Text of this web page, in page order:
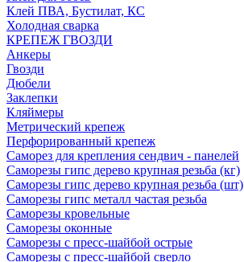
Клей ПВА, Бустилат, КС
Холодная сварка
КРЕПЕЖ ГВОЗДИ
Анкеры
Гвозди
Дюбели
Заклепки
Кляймеры
Метрический крепеж
Перфорированный крепеж
Саморез для крепления сендвич - панелей
Саморезы гипс дерево крупная резьба (кг)
Саморезы гипс дерево крупная резьба (шт)
Саморезы гипс металл частая резьба
Саморезы кровельные
Саморезы оконные
Саморезы с пресс-шайбой острые
Саморезы с пресс-шайбой сверло